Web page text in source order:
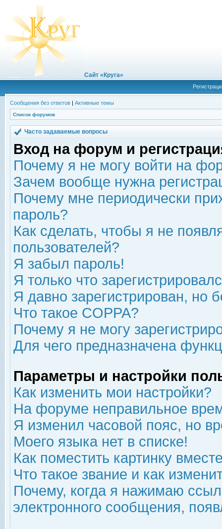
Сайт «Круга»
Сообщения без ответов | Активные темы
Список форумов
Часто задаваемые вопросы
Вход на форум и
Почему я не могу войти на
Зачем вообще нужна
Почему мне периодически
пароль?
Как сделать, чтобы я не
пользователей?
Я забыл пароль!
Я только что
Я давно зарегистрирован, но
Что такое COPPA?
Почему я не могу
Для чего предназначена
Параметры и настройки
Как изменить мои настройки?
На форуме неправильное
Я изменил часовой пояс, но
Моего языка нет в списке!
Как поместить картинку
Что такое звание и как
Почему, когда я нажимаю
электронного сообщения,